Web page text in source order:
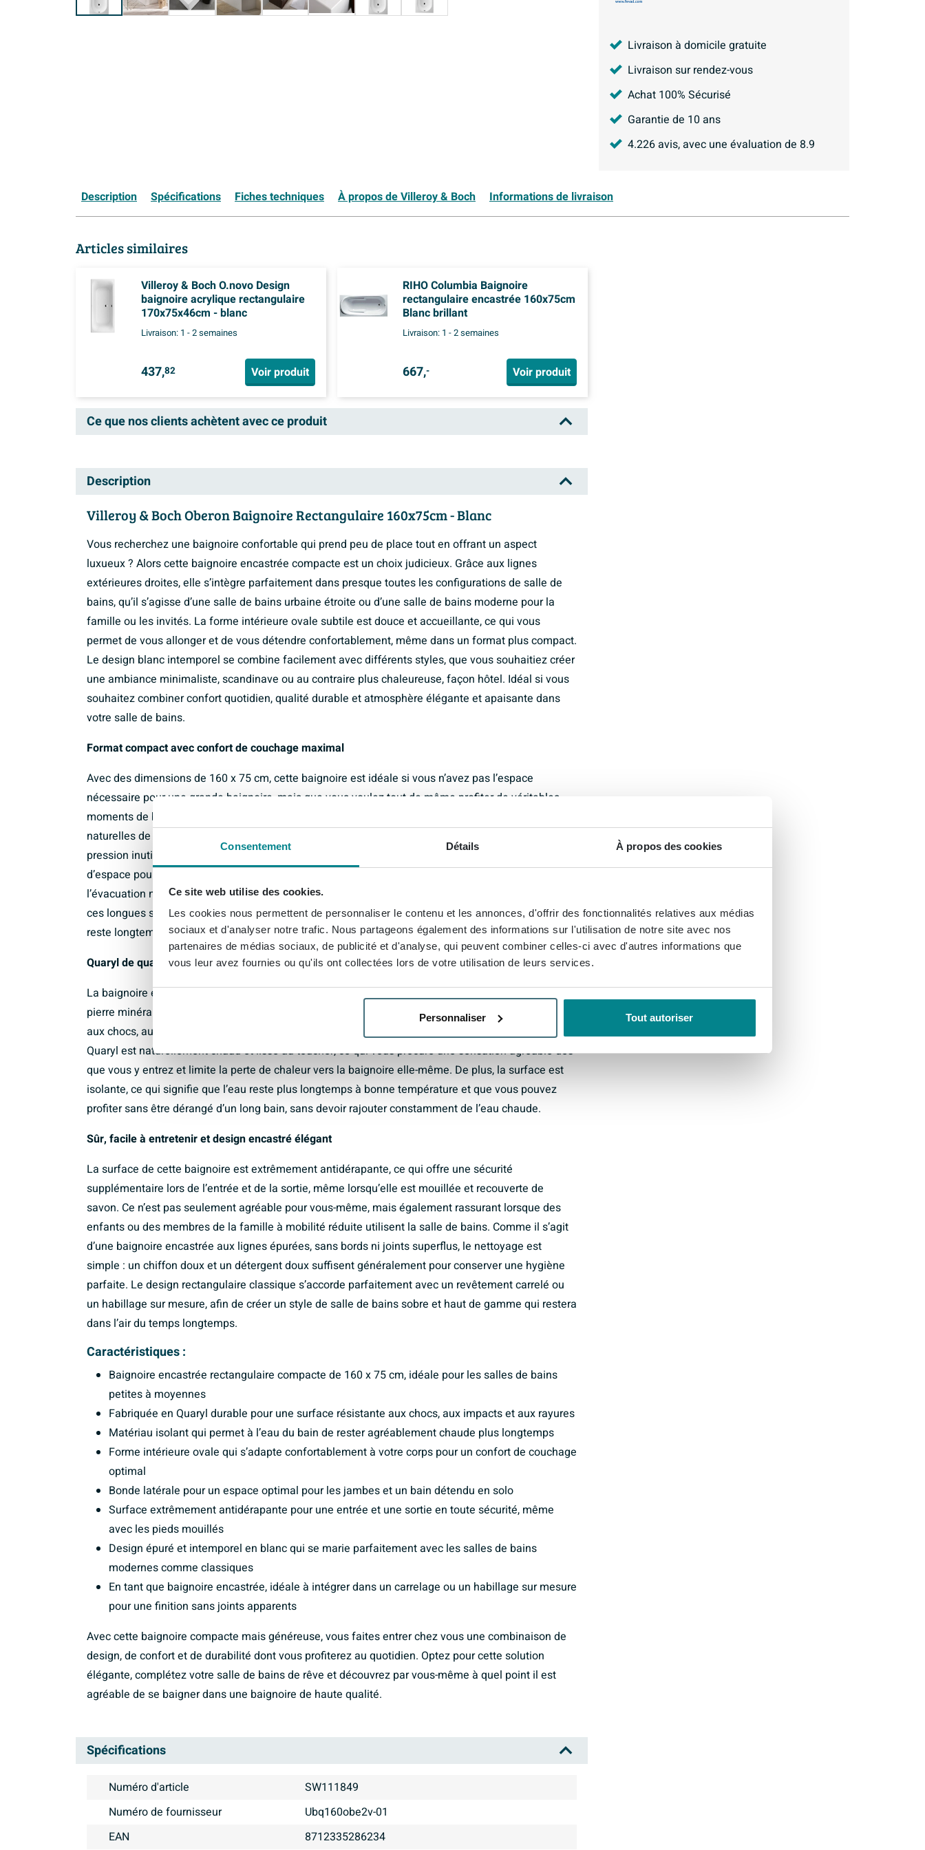
Consentement Détails À propos des cookies
Ce site web utilise des cookies.
Les cookies nous permettent de personnaliser le contenu et les annonces, d'offrir des fonctionnalités relatives aux médias
sociaux et d'analyser notre trafic. Nous partageons également des informations sur l'utilisation de notre site avec nos
partenaires de médias sociaux, de publicité et d'analyse, qui peuvent combiner celles-ci avec d'autres informations que
vous leur avez fournies ou qu'ils ont collectées lors de votre utilisation de leurs services.
Personnaliser Tout autoriser
Livraison à domicile gratuite
Livraison sur rendez-vous
Achat 100% Sécurisé
Garantie de 10 ans
4.226avis, avec une évaluation de 8.9
Description Spécifications Fiches techniques À propos de Villeroy & Boch Informations de livraison
Articles similaires
Villeroy & Boch O.novo Design
baignoire acrylique rectangulaire
170x75x46cm - blanc
Livraison: 1 - 2 semaines
437,82 Voir produit
RIHO Columbia Baignoire
rectangulaire encastrée 160x75cm
Blanc brillant
Livraison: 1 - 2 semaines
667,- Voir produit
Ce que nos clients achètent avec ce produit
Description
Villeroy & Boch Oberon Baignoire Rectangulaire 160x75cm - Blanc
Vous recherchez une baignoire confortable qui prend peu de place tout en offrant un aspect
luxueux ? Alors cette baignoire encastrée compacte est un choix judicieux. Grâce aux lignes
extérieures droites, elle s’intègre parfaitement dans presque toutes les configurations de salle de
bains, qu’il s’agisse d’une salle de bains urbaine étroite ou d’une salle de bains moderne pour la
famille ou les invités. La forme intérieure ovale subtile est douce et accueillante, ce qui vous
permet de vous allonger et de vous détendre confortablement, même dans un format plus compact.
Le design blanc intemporel se combine facilement avec différents styles, que vous souhaitiez créer
une ambiance minimaliste, scandinave ou au contraire plus chaleureuse, façon hôtel. Idéal si vous
souhaitez combiner confort quotidien, qualité durable et atmosphère élégante et apaisante dans
votre salle de bains.
Format compact avec confort de couchage maximal
Avec des dimensions de 160 x 75 cm, cette baignoire est idéale si vous n’avez pas l’espace
nécessaire pour une grande baignoire, mais que vous voulez tout de même profiter de véritables
moments de bien-être à domicile. La forme intérieure ovale épouse harmonieusement les lignes
naturelles de votre corps, afin que vous puissiez vous allonger de façon détendue, sans points de
pression inutiles. Grâce au positionnement astucieux de la bonde latérale, vous disposez de plus
d’espace pour les pieds et vous pouvez vous baigner confortablement en solo, sans que
l’évacuation ne vous gêne. Cela rend la baignoire très adaptée à un usage quotidien, mais aussi à
ces longues soirées où vous souhaitez vous faire plaisir avec un bon livre et une eau chaude qui
reste longtemps à température.
Quaryl de qualité supérieure : chaud, solide et résistant à l’usure
La baignoire est fabriquée en Quaryl de haute qualité, un matériau qui combine la solidité de la
pierre minérale avec le confort de l’acrylique. Il en résulte une surface particulièrement résistante
aux chocs, aux impacts et aux rayures, qui reste belle et nette pendant de nombreuses années. Le
Quaryl est naturellement chaud et lisse au toucher, ce qui vous procure une sensation agréable dès
que vous y entrez et limite la perte de chaleur vers la baignoire elle-même. De plus, la surface est
isolante, ce qui signifie que l’eau reste plus longtemps à bonne température et que vous pouvez
profiter sans être dérangé d’un long bain, sans devoir rajouter constamment de l’eau chaude.
Sûr, facile à entretenir et design encastré élégant
La surface de cette baignoire est extrêmement antidérapante, ce qui offre une sécurité
supplémentaire lors de l’entrée et de la sortie, même lorsqu’elle est mouillée et recouverte de
savon. Ce n’est pas seulement agréable pour vous-même, mais également rassurant lorsque des
enfants ou des membres de la famille à mobilité réduite utilisent la salle de bains. Comme il s’agit
d’une baignoire encastrée aux lignes épurées, sans bords ni joints superflus, le nettoyage est
simple : un chiffon doux et un détergent doux suffisent généralement pour conserver une hygiène
parfaite. Le design rectangulaire classique s’accorde parfaitement avec un revêtement carrelé ou
un habillage sur mesure, afin de créer un style de salle de bains sobre et haut de gamme qui restera
dans l’air du temps longtemps.
Caractéristiques :
Baignoire encastrée rectangulaire compacte de 160 x 75 cm, idéale pour les salles de bains
petites à moyennes
Fabriquée en Quaryl durable pour une surface résistante aux chocs, aux impacts et aux rayures
Matériau isolant qui permet à l’eau du bain de rester agréablement chaude plus longtemps
Forme intérieure ovale qui s’adapte confortablement à votre corps pour un confort de couchage
optimal
Bonde latérale pour un espace optimal pour les jambes et un bain détendu en solo
Surface extrêmement antidérapante pour une entrée et une sortie en toute sécurité, même
avec les pieds mouillés
Design épuré et intemporel en blanc qui se marie parfaitement avec les salles de bains
modernes comme classiques
En tant que baignoire encastrée, idéale à intégrer dans un carrelage ou un habillage sur mesure
pour une finition sans joints apparents
Avec cette baignoire compacte mais généreuse, vous faites entrer chez vous une combinaison de
design, de confort et de durabilité dont vous profiterez au quotidien. Optez pour cette solution
élégante, complétez votre salle de bains de rêve et découvrez par vous-même à quel point il est
agréable de se baigner dans une baignoire de haute qualité.
Spécifications
Numéro d'article
SW111849
Numéro de fournisseur
ubq160obe2v-01
EAN
8712335286234